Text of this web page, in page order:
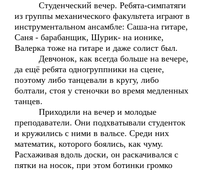
Студенческий вечер. Ребята-симпатяги
из группы механического факультета играют в
инструментальном ансамбле: Саша-на гитаре,
Саня - барабанщик, Шурик- на ионике,
Валерка тоже на гитаре и даже солист был.
Девчонок, как всегда больше на вечере,
да ещё ребята одногруппники на сцене,
поэтому либо танцевали в кругу, либо
болтали, стоя у стеночки во время медленных
танцев.
Приходили на вечер и молодые
преподаватели. Они подхватывали студенток
и кружились с ними в вальсе. Среди них
математик, которого боялись, как чуму.
Расхаживая вдоль доски, он раскачивался с
пятки на носок, при этом ботинки громко